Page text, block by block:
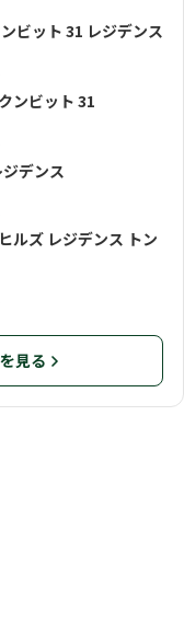
ビット 31 レジデンス
ンビット 31
デンス
ルズ レジデンス トン
見る